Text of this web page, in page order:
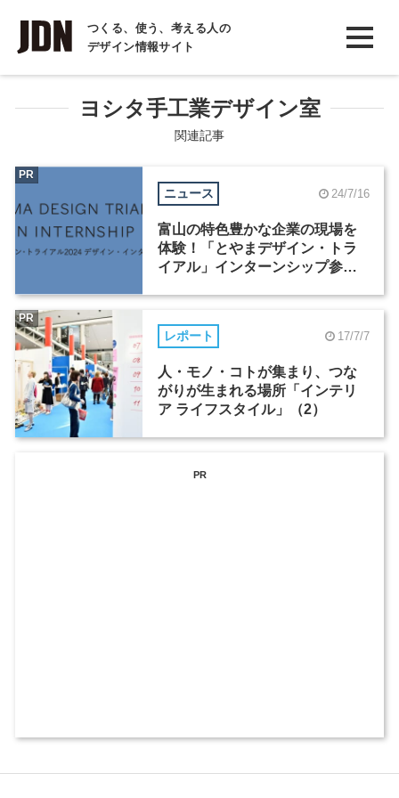
つくる、使う、考える人の
デザイン情報サイト
INTERVIEW
インタビュー
REPORT
COLUMN
ヨシタ手工業デザイン室
関連記事
ニュース 24/7/16
富山の特色豊かな企業の現場を
体験！「とやまデザイン・トラ
イアル」インターンシップ参加
PR
レポート 17/7/7
人・モノ・コトが集まり、つな
がりが生まれる場所「インテリ
ア ライフスタイル」（2）
PR
PR